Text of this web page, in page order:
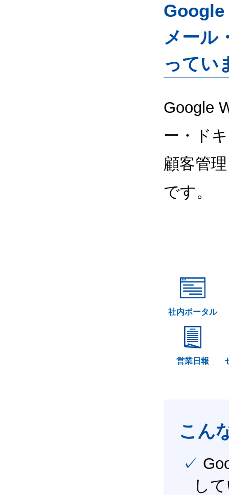
Google
メール
ってい
Google
ー・ド
顧客管
です。
社内ポータル
営業日報
こん
✓ Google Workspace（旧G Suite） を社内で導入
し